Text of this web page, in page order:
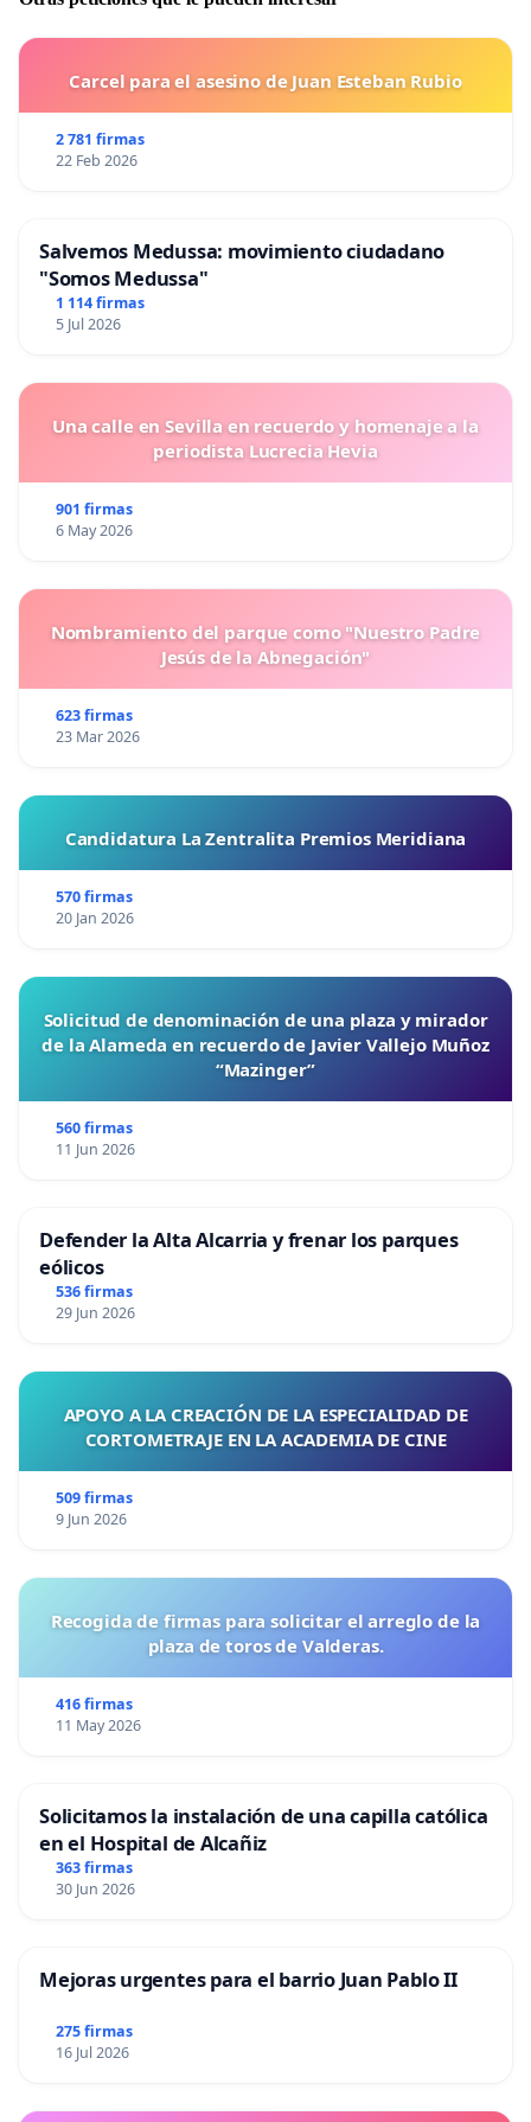
Carcel para el asesino de Juan Esteban Rubio
2 781 firmas
22 Feb 2026
Salvemos Medussa: movimiento ciudadano
"Somos Medussa"
1 114 firmas
5 Jul 2026
Una calle en Sevilla en recuerdo y homenaje a la
periodista Lucrecia Hevia
901 firmas
6 May 2026
Nombramiento del parque como "Nuestro Padre
Jesús de la Abnegación"
623 firmas
23 Mar 2026
Candidatura La Zentralita Premios Meridiana
570 firmas
20 Jan 2026
Solicitud de denominación de una plaza y mirador
de la Alameda en recuerdo de Javier Vallejo Muñoz
“Mazinger”
560 firmas
11 Jun 2026
Defender la Alta Alcarria y frenar los parques
eólicos
536 firmas
29 Jun 2026
APOYO A LA CREACIÓN DE LA ESPECIALIDAD DE
CORTOMETRAJE EN LA ACADEMIA DE CINE
509 firmas
9 Jun 2026
Recogida de firmas para solicitar el arreglo de la
plaza de toros de Valderas.
416 firmas
11 May 2026
Solicitamos la instalación de una capilla católica
en el Hospital de Alcañiz
363 firmas
30 Jun 2026
Mejoras urgentes para el barrio Juan Pablo II
275 firmas
16 Jul 2026